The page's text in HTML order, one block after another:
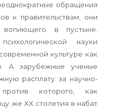
обращения
к правительствам, они
в пустыне.
науки
культуре как
А зарубежные ученые
расплату за научно-
которого, как
же ХХ столетия в набат